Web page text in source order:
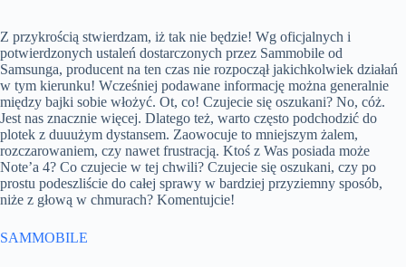
Z przykrością stwierdzam, iż tak nie będzie! Wg oficjalnych i
potwierdzonych ustaleń dostarczonych przez Sammobile od
Samsunga, producent na ten czas nie rozpoczął jakichkolwiek działań
w tym kierunku! Wcześniej podawane informację można generalnie
między bajki sobie włożyć. Ot, co! Czujecie się oszukani? No, cóż.
Jest nas znacznie więcej. Dlatego też, warto często podchodzić do
plotek z duuużym dystansem. Zaowocuje to mniejszym żalem,
rozczarowaniem, czy nawet frustracją. Ktoś z Was posiada może
Note’a 4? Co czujecie w tej chwili? Czujecie się oszukani, czy po
prostu podeszliście do całej sprawy w bardziej przyziemny sposób,
niże z głową w chmurach? Komentujcie!
SAMMOBILE